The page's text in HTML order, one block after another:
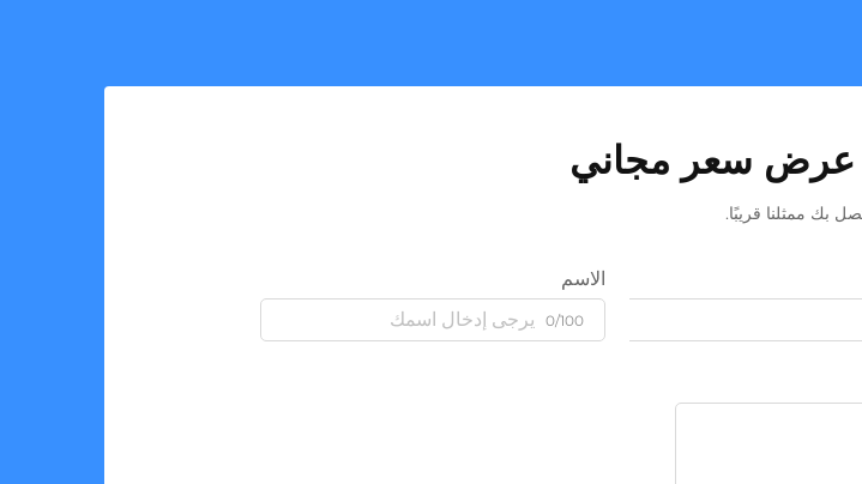
سعر مجاني
بك ممثلنا قريبًا.
الاسم
0/100